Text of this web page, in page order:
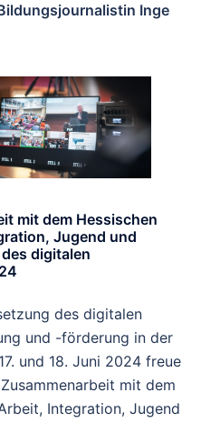
Inge
mit dem Hessischen
Jugend und
digitalen
des digitalen
und -förderung in der
und 18. Juni 2024 freue
mit dem
Integration, Jugend